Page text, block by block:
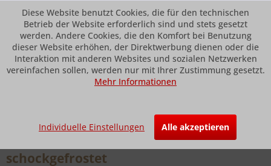
Menü
Riesen-Cocktailgarnelen "SEIFARTH-
SPEZIAL", roh, ohne Schale,
schockgefrostet
Diese Website benutzt Cookies, die für den technischen
Betrieb der Website erforderlich sind und stets gesetzt
werden. Andere Cookies, die den Komfort bei Benutzung
dieser Website erhöhen, der Direktwerbung dienen oder die
Interaktion mit anderen Websites und sozialen Netzwerken
vereinfachen sollen, werden nur mit Ihrer Zustimmung gesetzt.
Mehr Informationen
Individuelle Einstellungen Alle akzeptieren